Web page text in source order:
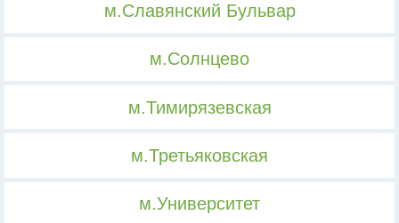
м.Славянский Бульвар
м.Солнцево
м.Тимирязевская
м.Третьяковская
м.Университет